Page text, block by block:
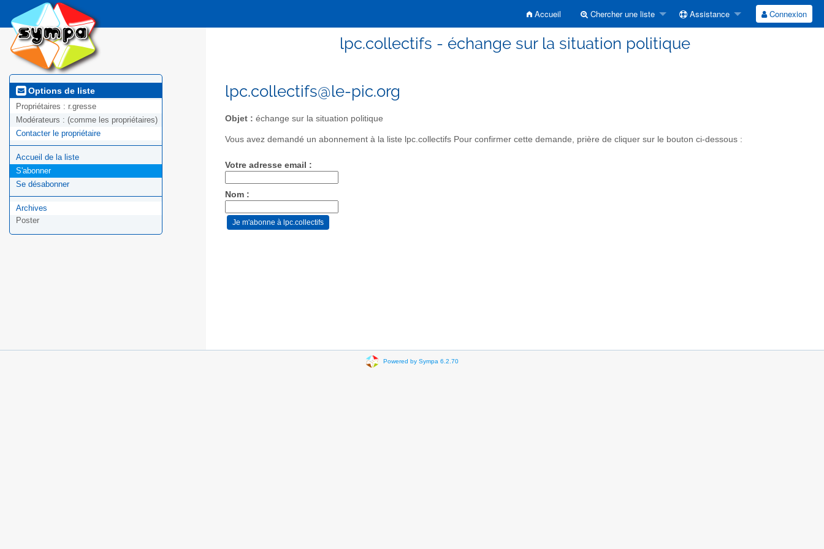
Accueil Chercher une liste Assistance Connexion
lpc.collectifs - échange sur la situation politique
Options de liste
Propriétaires : r.gresse
Modérateurs : (comme les propriétaires)
Contacter le propriétaire
Accueil de la liste
S'abonner
Se désabonner
Archives
Poster
lpc.collectifs@le-pic.org
Objet : échange sur la situation politique
Vous avez demandé un abonnement à la liste lpc.collectifs Pour confirmer cette demande, prière de cliquer sur le bouton ci-dessous :
Votre adresse email :
Nom :
Powered by Sympa 6.2.70